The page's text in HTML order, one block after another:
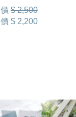
$ 2,500
$ 2,200